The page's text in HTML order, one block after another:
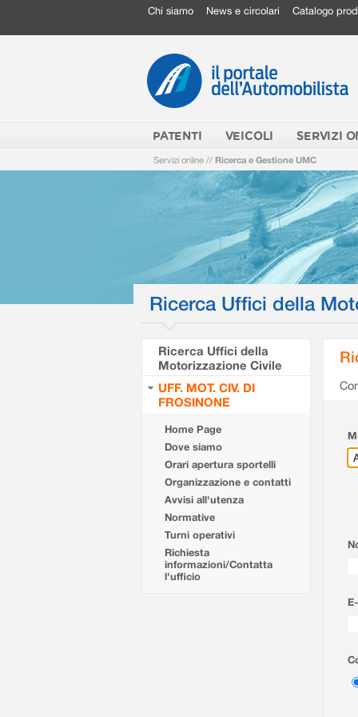
Chi siamo News e circolari Catalogo
PATENTI VEICOLI SERVIZI
Servizi online // Ricerca e Gestione UMC
Ricerca Uffici della
Ricerca Uffici della
Motorizzazione Civile
UFF. MOT. CIV. DI
FROSINONE
Home Page
Dove siamo
Orari apertura sportelli
Organizzazione e contatti
Avvisi all'utenza
Normative
Turni operativi
Richiesta
informazioni/Contatta
l'ufficio